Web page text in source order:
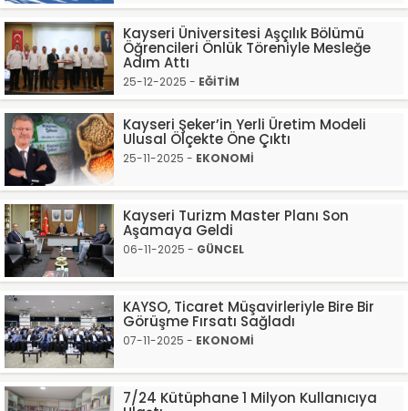
Kayseri Üniversitesi Aşçılık Bölümü
Öğrencileri Önlük Töreniyle Mesleğe
Adım Attı
25-12-2025 - EĞİTİM
Kayseri Şeker’in Yerli Üretim Modeli
Ulusal Ölçekte Öne Çıktı
25-11-2025 - EKONOMİ
Kayseri Turizm Master Planı Son
Aşamaya Geldi
06-11-2025 - GÜNCEL
KAYSO, Ticaret Müşavirleriyle Bire Bir
Görüşme Fırsatı Sağladı
07-11-2025 - EKONOMİ
7/24 Kütüphane 1 Milyon Kullanıcıya